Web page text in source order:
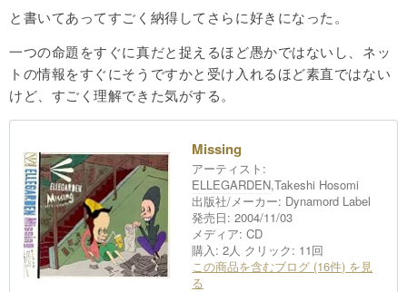
と書いてあってすごく納得してさらに好きになった。
一つの命題をすぐに真だと捉えるほど愚かではないし、ネッ
トの情報をすぐにそうですかと受け入れるほど素直ではない
けど、すごく理解できた気がする。
Missing
アーティスト:
ELLEGARDEN,Takeshi Hosomi
出版社/メーカー: Dynamord Label
発売日: 2004/11/03
メディア: CD
購入: 2人 クリック: 11回
この商品を含むブログ (16件) を見
る